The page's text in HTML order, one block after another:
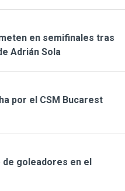
en semifinales tras
Adrián Sola
por el CSM Bucarest
de goleadores en el